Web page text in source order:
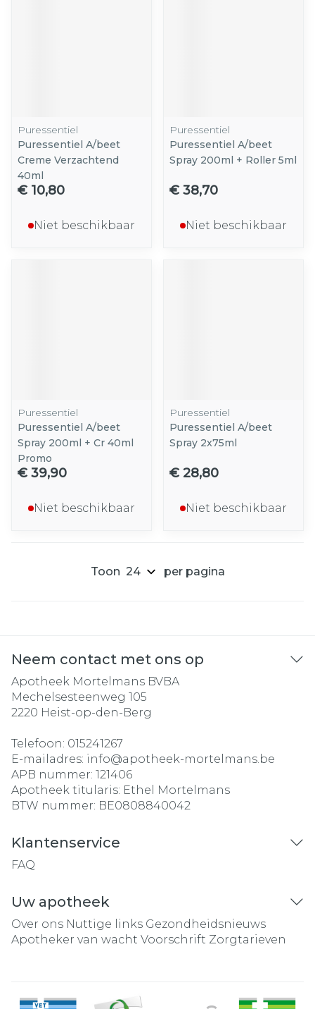
Puressentiel
Puressentiel A/beet
Creme Verzachtend
40ml
€ 10,80
Niet beschikbaar
Puressentiel
Puressentiel A/beet
Spray 200ml + Roller 5ml
€ 38,70
Niet beschikbaar
Puressentiel
Puressentiel A/beet
Spray 200ml + Cr 40ml
Promo
€ 39,90
Niet beschikbaar
Puressentiel
Puressentiel A/beet
Spray 2x75ml
€ 28,80
Niet beschikbaar
Toon per pagina
Neem contact met ons op
Apotheek Mortelmans BVBA
Mechelsesteenweg 105
2220 Heist-op-den-Berg
Telefoon: 015241267
E-mailadres: info@apotheek-mortelmans.be
APB nummer: 121406
Apotheek titularis: Ethel Mortelmans
BTW nummer: BE0808840042
Klantenservice
FAQ
Uw apotheek
Over ons Nuttige links Gezondheidsnieuws
Apotheker van wacht Voorschrift Zorgtarieven